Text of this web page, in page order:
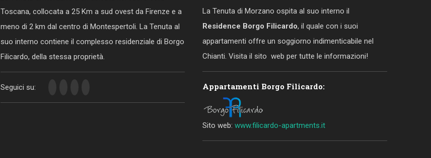
Toscana, collocata a 25 Km a sud ovest da Firenze e a
meno di 2 km dal centro di Montespertoli. La Tenuta al
suo interno contiene il complesso residenziale di Borgo
Filicardo, della stessa proprietà.
Seguici su:
La Tenuta di Morzano ospita al suo interno il
Residence Borgo Filicardo, il quale con i suoi
appartamenti offre un soggiorno indimenticabile nel
Chianti. Visita il sito web per tutte le informazioni!
Appartamenti Borgo Filicardo:
Sito web:www.filicardo-apartments.it